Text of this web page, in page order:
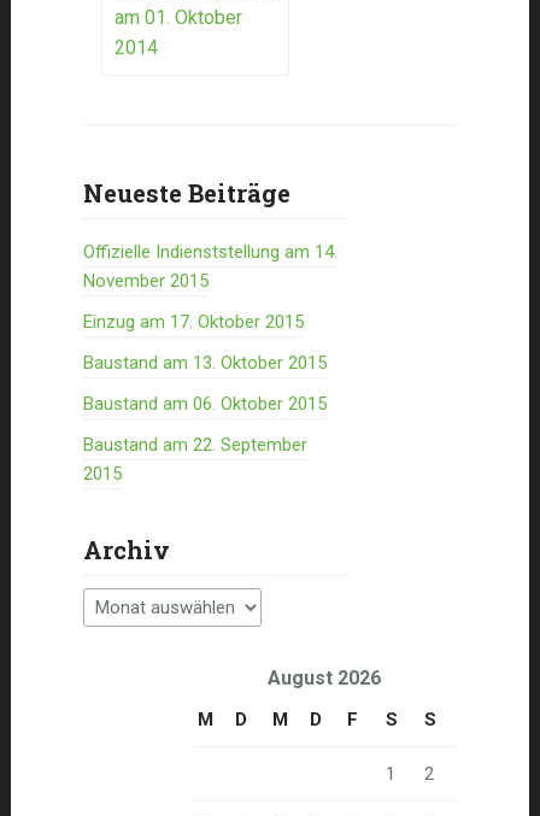
navigation
am 01. Oktober
2014
Neueste Beiträge
Offizielle Indienststellung am 14.
November 2015
Einzug am 17. Oktober 2015
Baustand am 13. Oktober 2015
Baustand am 06. Oktober 2015
Baustand am 22. September
2015
Archiv
Archiv
August 2026
M D M D F S S
1 2